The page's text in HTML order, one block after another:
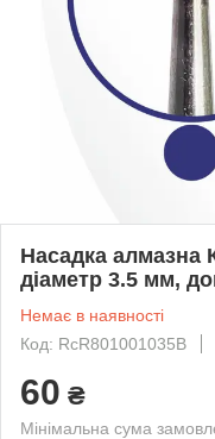
Насадка алмазна
діаметр 3.5 мм,
Немає в наявності
Код: RcR801001035B
60 ₴
Мінімальна сума